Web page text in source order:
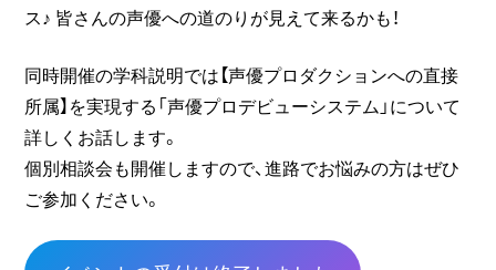
ス♪ 皆さんの声優への道のりが見えて来るかも！
同時開催の学科説明では【声優プロダクションへの直接
所属】を実現する「声優プロデビューシステム」について
詳しくお話します。
個別相談会も開催しますので、進路でお悩みの方はぜひ
ご参加ください。